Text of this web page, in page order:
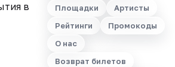
в
Площадки
Артисты
Рейтинги
Промокоды
О нас
Возврат билетов